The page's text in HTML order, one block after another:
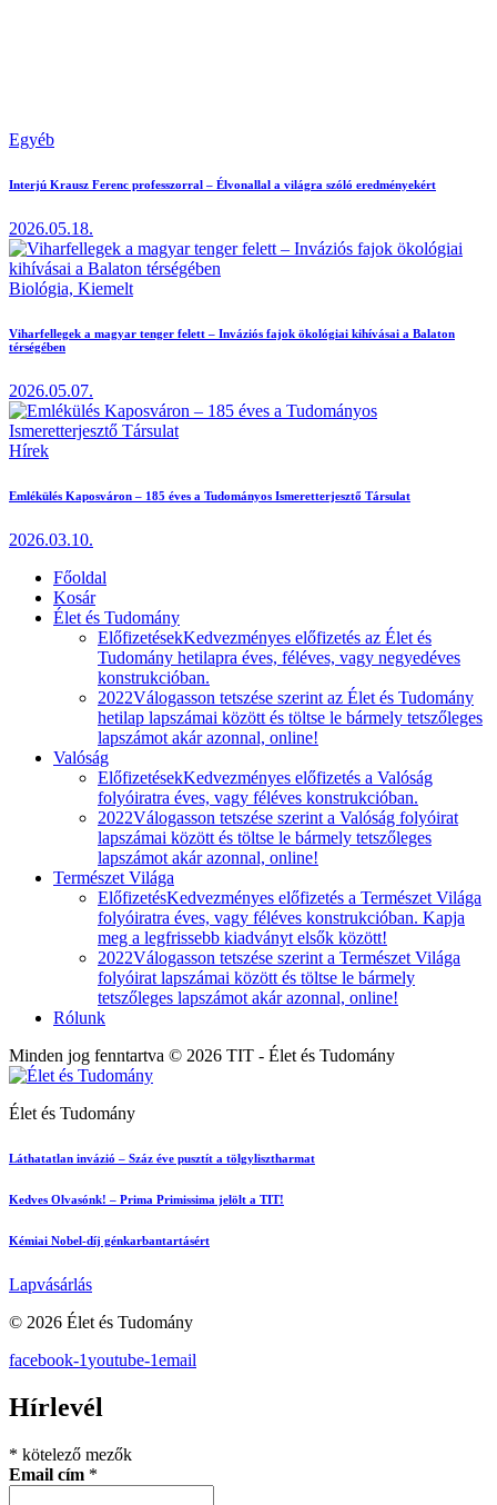
Egyéb
Interjú Krausz Ferenc professzorral – Élvonallal a világra szóló eredményekért
2026.05.18.
Biológia, Kiemelt
Viharfellegek a magyar tenger felett – Inváziós fajok ökológiai kihívásai a Balaton
térségében
2026.05.07.
Hírek
Emlékülés Kaposváron – 185 éves a Tudományos Ismeretterjesztő Társulat
2026.03.10.
Főoldal
Kosár
Élet és Tudomány
ElőfizetésekKedvezményes előfizetés az Élet és
Tudomány hetilapra éves, féléves, vagy negyedéves
konstrukcióban.
2022Válogasson tetszése szerint az Élet és Tudomány
hetilap lapszámai között és töltse le bármely tetszőleges
lapszámot akár azonnal, online!
Valóság
ElőfizetésekKedvezményes előfizetés a Valóság
folyóiratra éves, vagy féléves konstrukcióban.
2022Válogasson tetszése szerint a Valóság folyóirat
lapszámai között és töltse le bármely tetszőleges
lapszámot akár azonnal, online!
Természet Világa
ElőfizetésKedvezményes előfizetés a Természet Világa
folyóiratra éves, vagy féléves konstrukcióban. Kapja
meg a legfrissebb kiadványt elsők között!
2022Válogasson tetszése szerint a Természet Világa
folyóirat lapszámai között és töltse le bármely
tetszőleges lapszámot akár azonnal, online!
Rólunk
Minden jog fenntartva © 2026 TIT - Élet és Tudomány
Élet és Tudomány
Láthatatlan invázió – Száz éve pusztít a tölgylisztharmat
Kedves Olvasónk! – Prima Primissima jelölt a TIT!
Kémiai Nobel-díj génkarbantartásért
Lapvásárlás
© 2026 Élet és Tudomány
facebook-1youtube-1email
Hírlevél
* kötelező mezők
Email cím *